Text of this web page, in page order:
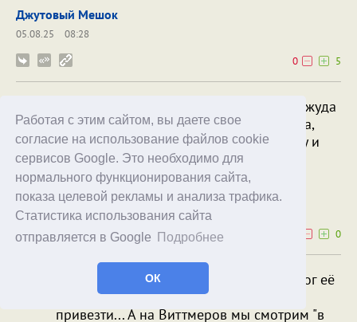
Работая с этим сайтом, вы даете свое
согласие на использование файлов cookie
сервисов Google. Это необходимо для
нормального функционирования сайта,
показа целевой рекламы и анализа трафика.
Статистика использования сайта
отправляется в Google
Подробнее
ОК
Джутовый Мешок
05.08.25
08:28
0
5
Ага, я тоже впечатлился, да и у семьи Джуда
Лоу тоже слишком уж шикарная хижина,
учитывая что он косорукий философ ну и
врач.
JustSweN Джутовый Мешок
05.08.25
13:22
0
История хаты доктора за кадром: он мог её
10 лет строить, мог бригаду строителей
привезти... А на Виттмеров мы смотрим "в